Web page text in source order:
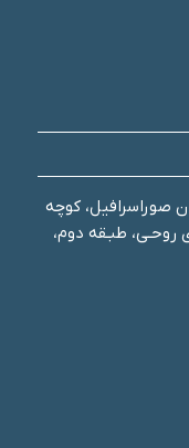
صوراسرافیل، کوچه
مجـتمع تجاری روحـی، طبـقه دوم،